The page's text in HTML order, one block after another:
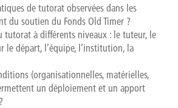
de tutorat observées dans les
du soutien du Fonds Old Timer ?
tutorat à différents niveaux : le tuteur, le
le départ, l’équipe, l’institution, la
(organisationnelles, matérielles,
un déploiement et un apport